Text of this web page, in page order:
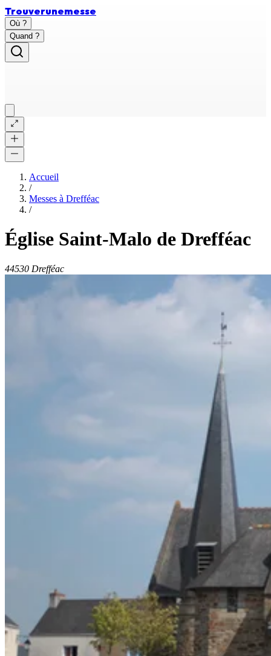
Trouverunemesse
Où ?
Quand ?
Accueil
/
Messes à Drefféac
/
Église Saint-Malo de Drefféac
44530 Drefféac